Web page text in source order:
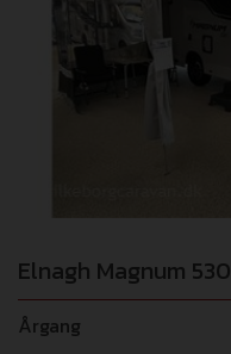
Elnagh Magnum 530
Årgang